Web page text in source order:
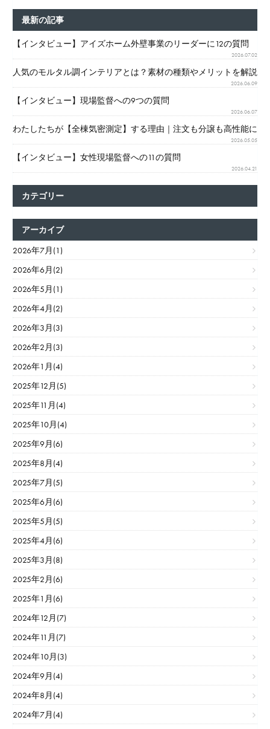
最新の記事
【インタビュー】アイズホーム外壁事業のリーダーに12の質問
2026.07.02
人気のモルタル調インテリアとは？素材の種類やメリットを解説
2026.06.09
【インタビュー】現場監督への9つの質問
2026.06.07
わたしたちが【全棟気密測定】する理由｜注文も分譲も高性能に
2026.05.05
【インタビュー】女性現場監督への11の質問
2026.04.21
カテゴリー
アーカイブ
2026年7月(1)
2026年6月(2)
2026年5月(1)
2026年4月(2)
2026年3月(3)
2026年2月(3)
2026年1月(4)
2025年12月(5)
2025年11月(4)
2025年10月(4)
2025年9月(6)
2025年8月(4)
2025年7月(5)
2025年6月(6)
2025年5月(5)
2025年4月(6)
2025年3月(8)
2025年2月(6)
2025年1月(6)
2024年12月(7)
2024年11月(7)
2024年10月(3)
2024年9月(4)
2024年8月(4)
2024年7月(4)